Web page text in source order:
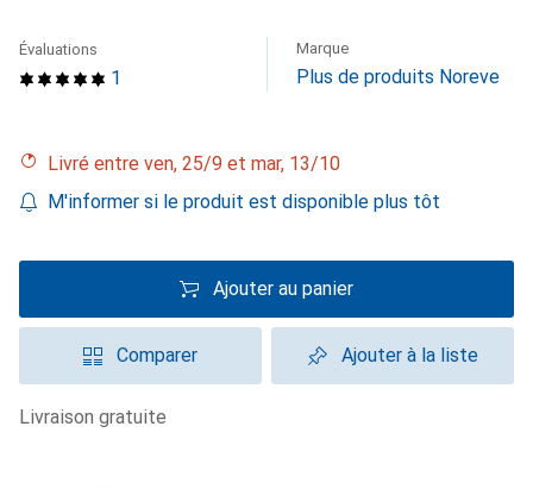
1
Évaluations Marque
Plus de produits Noreve
Livré entre ven, 25/9 et mar, 13/10
M'informer si le produit est disponible plus tôt
Ajouter au panier
Comparer Ajouter à la liste
livraison gratuite